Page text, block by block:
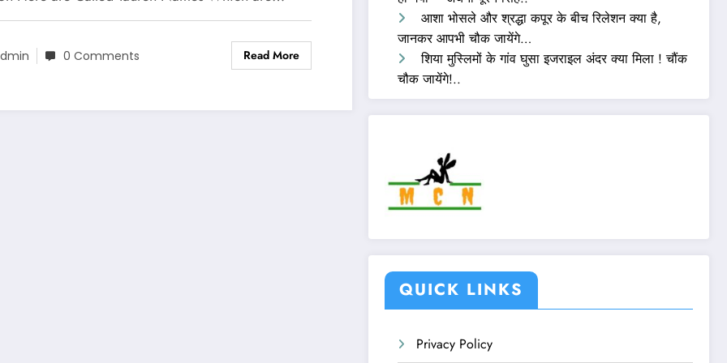
0 Comments Read More
आशा भोसले और श्रद्धा कपूर के बीच रिलेशन क्या है,
जानकर आपभी चौक जायेंगे…
शिया मुस्लिमों के गांव घुसा इजराइल अंदर क्या मिला ! चौंक
चौक जायेंगे!..
QUICK LINKS
Privacy Policy